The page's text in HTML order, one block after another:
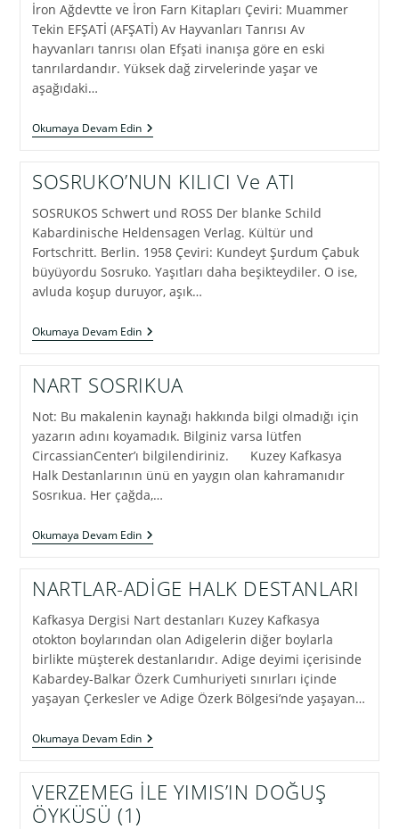
İron Ağdevtte ve İron Farn Kitapları Çeviri: Muammer
Tekin EFŞATİ (AFŞATİ) Av Hayvanları Tanrısı Av
hayvanları tanrısı olan Efşati inanışa göre en eski
tanrılardandır. Yüksek dağ zirvelerinde yaşar ve
aşağıdaki…
Okumaya Devam EdinOSET
TANRILARI
SOSRUKO’NUN KILICI Ve ATI
SOSRUKOS Schwert und ROSS Der blanke Schild
Kabardinische Heldensagen Verlag. Kültür und
Fortschritt. Berlin. 1958 Çeviri: Kundeyt Şurdum Çabuk
büyüyordu Sosruko. Yaşıtları daha beşikteydiler. O ise,
avluda koşup duruyor, aşık…
Okumaya Devam EdinSOSRUKO’NUN
KILICI
ATI
NART SOSRIKUA
Not: Bu makalenin kaynağı hakkında bilgi olmadığı için
yazarın adını koyamadık. Bilginiz varsa lütfen
CircassianCenter’ı bilgilendiriniz. Kuzey Kafkasya
Halk Destanlarının ünü en yaygın olan kahramanıdır
Sosrıkua. Her çağda,…
Okumaya Devam EdinNART
SOSRIKUA
NARTLAR-ADİGE HALK DESTANLARI
Kafkasya Dergisi Nart destanları Kuzey Kafkasya
otokton boylarından olan Adigelerin diğer boylarla
birlikte müşterek destanlarıdır. Adige deyimi içerisinde
Kabardey-Balkar Özerk Cumhuriyeti sınırları içinde
yaşayan Çerkesler ve Adige Özerk Bölgesi’nde yaşayan…
Okumaya Devam EdinNARTLAR-
ADİGE
DESTANLARI
VERZEMEG İLE YIMIS’IN DOĞUŞ
ÖYKÜSÜ (1)